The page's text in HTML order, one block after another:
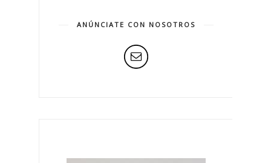
ANÚNCIATE CON NOSOTROS